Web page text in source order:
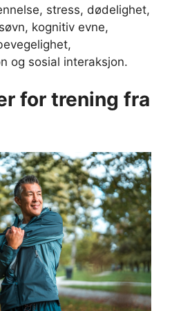
stress, dødelighet,
kognitiv evne,
og sosial interaksjon.
for trening fra